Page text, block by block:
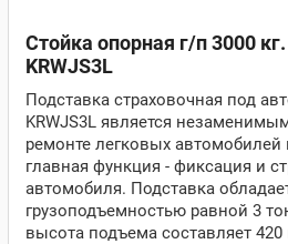
Стойка опорная г/п 3000
KRWJS3L
Подставка страховочная под
KRWJS3L является
ремонте легковых автомобилей
главная функция - фиксация и
автомобиля. Подставка
грузоподъемностью равной 3
высота подъема составляет